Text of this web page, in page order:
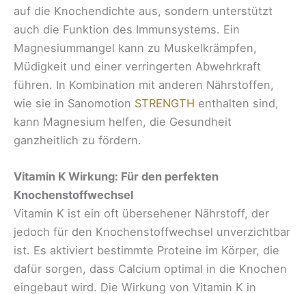
auf die Knochendichte aus, sondern unterstützt
auch die Funktion des Immunsystems. Ein
Magnesiummangel kann zu Muskelkrämpfen,
Müdigkeit und einer verringerten Abwehrkraft
führen. In Kombination mit anderen Nährstoffen,
wie sie in Sanomotion STRENGTH enthalten sind,
kann Magnesium helfen, die Gesundheit
ganzheitlich zu fördern.
Vitamin K Wirkung: Für den perfekten
Knochenstoffwechsel
Vitamin K ist ein oft übersehener Nährstoff, der
jedoch für den Knochenstoffwechsel unverzichtbar
ist. Es aktiviert bestimmte Proteine im Körper, die
dafür sorgen, dass Calcium optimal in die Knochen
eingebaut wird. Die Wirkung von Vitamin K in